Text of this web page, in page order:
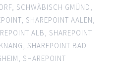
, SCHWÄBISCH GMÜND,
, SHAREPOINT AALEN,
ALB, SHAREPOINT
, SHAREPOINT BAD
, SHAREPOINT